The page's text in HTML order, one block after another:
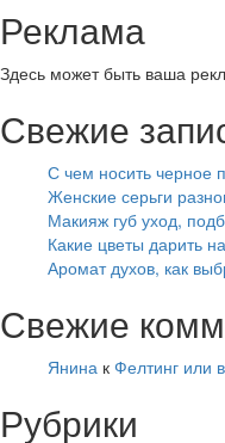
Реклама
Здесь может быть ваша
Свежие
С чем носить черное
Женские серьги
Макияж губ уход,
Какие цветы дарить
Аромат духов, как
Свежие
Янина к Фелтинг или
Рубрики